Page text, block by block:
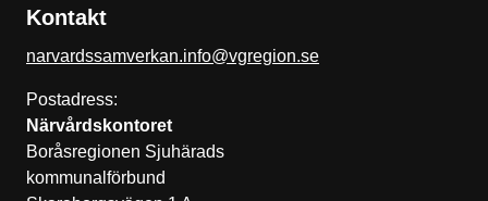
Kontakt
narvardssamverkan.info@vgregion.se
Postadress:
Närvårdskontoret
Boråsregionen Sjuhärads
kommunalförbund